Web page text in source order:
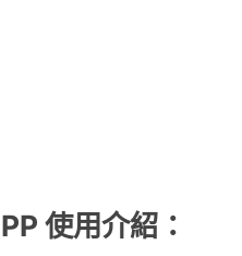
使用介紹：